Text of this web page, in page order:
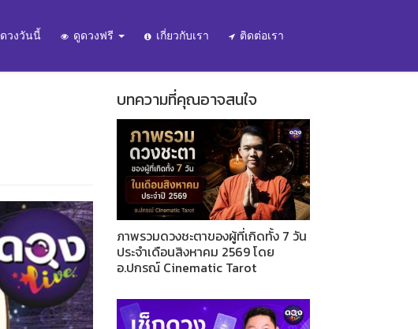
ดวงวันนี้ ดูดวงฟรี เกี่ยวกับเรา ติดต่อเรา
บทความที่คุณอาจสนใจ
ภาพรวมดวงชะตาของผู้ที่เกิดทั้ง 7 วัน
ประจำเดือนสิงหาคม 2569 โดย
อ.ปกรณ์ Cinematic Tarot